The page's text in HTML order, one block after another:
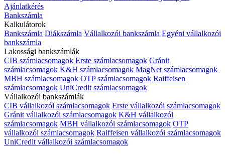
Ajánlatkérés
Bankszámla
Kalkulátorok
Bankszámla Diákszámla Vállalkozói bankszámla Egyéni vállalkozói
bankszámla
Lakossági bankszámlák
CIB számlacsomagok Erste számlacsomagok Gránit
számlacsomagok K&H számlacsomagok MagNet számlacsomagok
MBH számlacsomagok OTP számlacsomagok Raiffeisen
számlacsomagok UniCredit számlacsomagok
Vállalkozói bankszámlák
CIB vállalkozói számlacsomagok Erste vállalkozói számlacsomagok
Gránit vállalkozói számlacsomagok K&H vállalkozói
számlacsomagok MBH vállalkozói számlacsomagok OTP
vállalkozói számlacsomagok Raiffeisen vállalkozói számlacsomagok
UniCredit vállalkozói számlacsomagok